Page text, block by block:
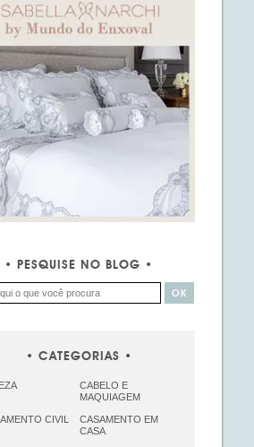
PESQUISE NO BLOG
CATEGORIAS
CABELO E
MAQUIAGEM
CIVIL
CASAMENTO EM
CASA